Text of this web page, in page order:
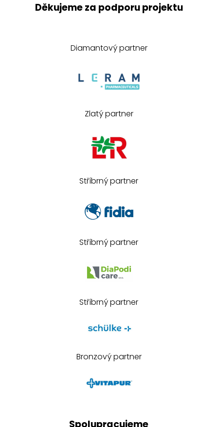
Děkujeme za podporu projektu
Diamantový partner
Zlatý partner
Stříbrný partner
Stříbrný partner
Stříbrný partner
Bronzový partner
Spolupracujeme